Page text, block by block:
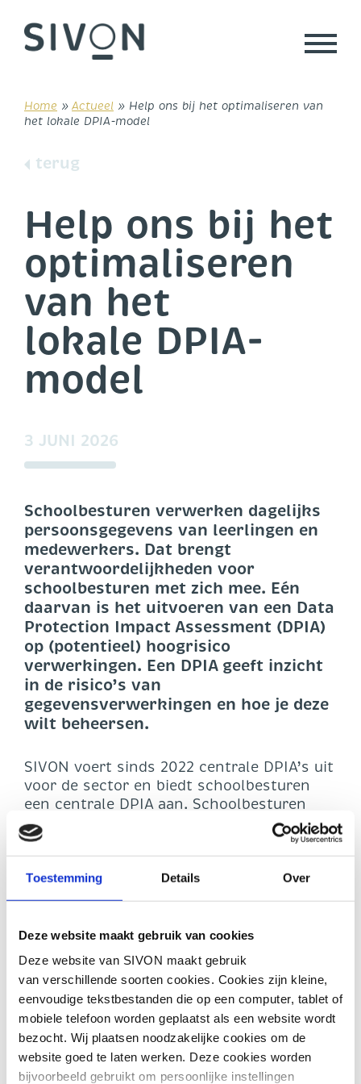
Toestemming Details Over
Deze website maakt gebruik van cookies
Deze website van SIVON maakt gebruik
van verschillende soorten cookies. Cookies zijn kleine,
eenvoudige tekstbestanden die op een computer, tablet of
mobiele telefoon worden geplaatst als een website wordt
bezocht. Wij plaatsen noodzakelijke cookies om de
website goed te laten werken. Deze cookies worden
bijvoorbeeld gebruikt om persoonlijke instellingen
content
Home » Actueel » Help ons bij het optimaliseren van
het lokale DPIA-model
terug
Help ons bij het
optimaliseren
van het
lokale DPIA-
model
3 JUNI 2026
Schoolbesturen verwerken dagelijks
persoonsgegevens van leerlingen en
medewerkers. Dat brengt
verantwoordelijkheden voor
schoolbesturen met zich mee. Eén
daarvan is het uitvoeren van een Data
Protection Impact Assessment (DPIA)
op (potentieel) hoogrisico
verwerkingen. Een DPIA geeft inzicht
in de risico’s van
gegevensverwerkingen en hoe je deze
wilt beheersen.
SIVON voert sinds 2022 centrale DPIA’s uit
voor de sector en biedt schoolbesturen
een centrale DPIA aan. Schoolbesturen
kunnen hiermee zelf lokale DPIA’s
uitvoeren. Op basis van signalen uit de
sector en onze eigen ervaringen werken
we aan een nieuwe versie van
ons lokale DPIA-model. De nieuwe versie
beter uitvoerbaar voor iedereen binnen de
sector die zich bezighoudt met IBP.
Om dat doel te realiseren, hebben we jouw
hulp nodig. Wat werkt er al goed? Waar
loop je tegenaan? Wat heb je nodig om
DPIA’s structureel uit te voeren en in de
praktijk door te voeren? Jouw input helpt